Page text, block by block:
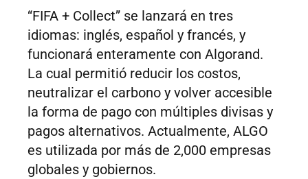
“FIFA + Collect” se lanzará en tres
idiomas: inglés, español y francés, y
funcionará enteramente con Algorand.
La cual permitió reducir los costos,
neutralizar el carbono y volver accesible
la forma de pago con múltiples divisas y
pagos alternativos. Actualmente, ALGO
es utilizada por más de 2,000 empresas
globales y gobiernos.